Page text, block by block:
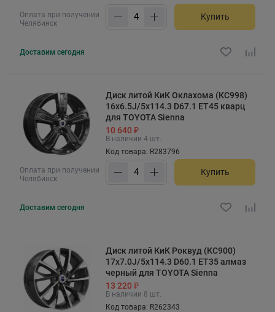
Оплата при получении
Челябинск
Купить
Доставим сегодня
Оплата при получении
Челябинск
Диск литой КиК Оклахома (КС998)
16x6.5J/5x114.3 D67.1 ET45 кварц
для TOYOTA Sienna
10 640 ₽
В наличии 4 шт.
Код товара: R283796
Купить
Доставим сегодня
Диск литой КиК Роквуд (КС900)
17x7.0J/5x114.3 D60.1 ET35 алмаз
черный для TOYOTA Sienna
13 220 ₽
В наличии 8 шт.
Код товара: R262343